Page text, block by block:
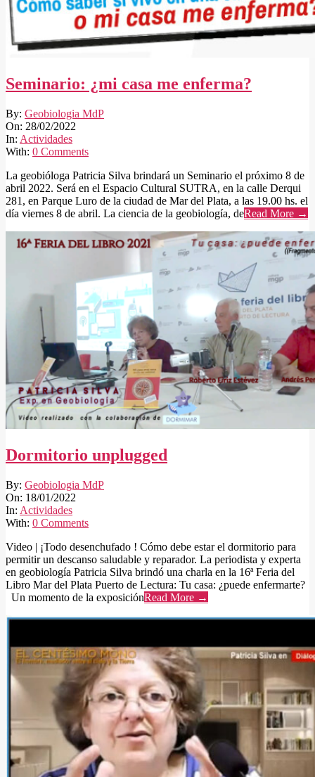
Seminario: ¿mi casa me enferma?
2022-
02-
28
By: Geobiologia MdP
On: 28/02/2022
In: Actividades
With: 0 Comments
La geobióloga Patricia Silva brindará un Seminario el próximo 8 de
abril 2022. Será en el Espacio Cultural SUTRA, en la calle Derqui
281, en Parque Luro de la ciudad de Mar del Plata, a las 19.00 hs. el
día viernes 8 de abril. La ciencia de la geobiología, deRead More →
Dormitorio unplugged
2022-
01-
18
By: Geobiologia MdP
On: 18/01/2022
In: Actividades
With: 0 Comments
Video | ¡Todo desenchufado ! Cómo debe estar el dormitorio para
permitir un descanso saludable y reparador. La periodista y experta
en geobiología Patricia Silva brindó una charla en la 16ª Feria del
Libro Mar del Plata Puerto de Lectura: Tu casa: ¿puede enfermarte?
Un momento de la exposiciónRead More →